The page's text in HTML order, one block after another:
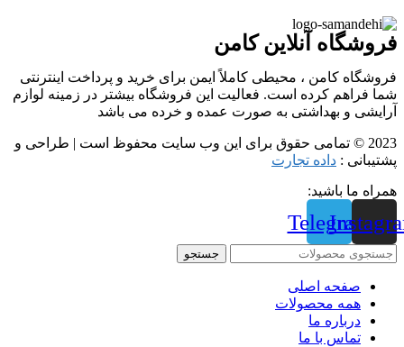
فروشگاه آنلاین کامن
فروشگاه کامن ، محیطی کاملاً ایمن برای خرید و پرداخت اینترنتی
شما فراهم کرده است. فعالیت این فروشگاه بیشتر در زمینه لوازم
آرایشی و بهداشتی به صورت عمده و خرده می باشد
2023 © تمامی حقوق برای این وب سایت محفوظ است | طراحی و
پشتیبانی : داده تجارت
همراه ما باشید:
Telegram
جستجو
صفحه اصلی
همه محصولات
درباره ما
تماس با ما